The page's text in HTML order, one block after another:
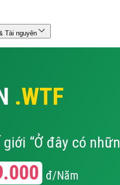
Tài nguyên
.WTF
“Ở đây có
đ/Năm